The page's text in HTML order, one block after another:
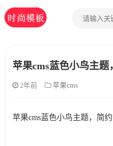
苹果cms蓝色小鸟主题
2年前 苹果cms
苹果cms蓝色小鸟主题，简